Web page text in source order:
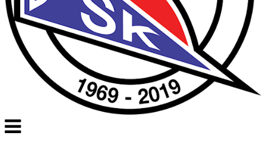
Veksle
navigasjon